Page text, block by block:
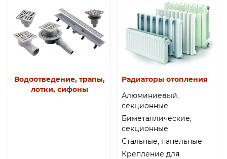
Водоотведение, трапы,
лотки, сифоны
Радиаторы отопления
Алюминиевый,
секционные
Биметаллические,
секционные
Стальные, панельные
Крепление для